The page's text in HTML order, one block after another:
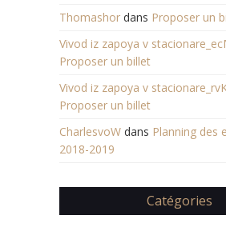
Thomashor dans Proposer un
Vivod iz zapoya v
Proposer un billet
Vivod iz zapoya v
Proposer un billet
CharlesvoW dans Planning des
2018-2019
Catégories